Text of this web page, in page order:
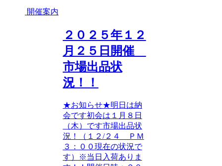
開催案内
２０２５年１２
月２５日開催
市場出品状
況！！
★お知らせ★明日は納
会です初会は１月８日
（木）です市場出品状
況！（１２/２４ ＰＭ
３：００現在の状況で
す）※当日入荷ありま